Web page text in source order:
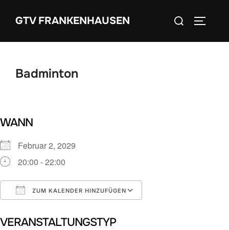
InhaltGTV FRANKENHAUSEN
Suchen
Badminton
WANN
Februar 2, 2029
20:00 - 22:00
ZUM KALENDER HINZUFÜGEN
VERANSTALTUNGSTYP